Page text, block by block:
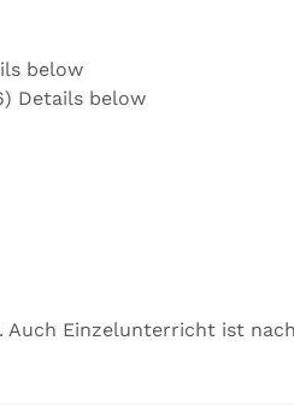
below
Details below
Einzelunterricht ist